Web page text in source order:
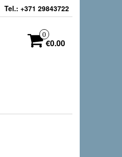
Tel.: +371 29843722
0
€0.00